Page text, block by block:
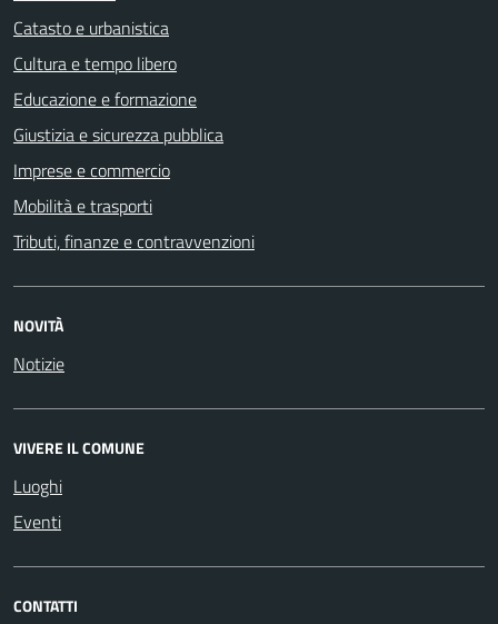
Catasto e urbanistica
Cultura e tempo libero
Educazione e formazione
Giustizia e sicurezza pubblica
Imprese e commercio
Mobilità e trasporti
Tributi, finanze e contravvenzioni
NOVITÀ
Notizie
VIVERE IL COMUNE
Luoghi
Eventi
CONTATTI